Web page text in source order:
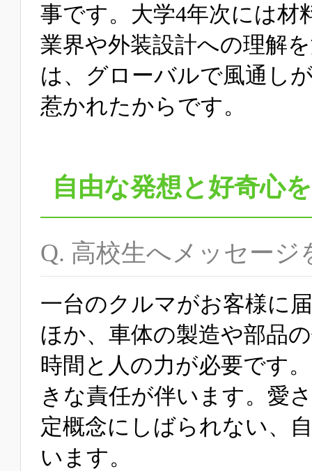
事です。大学4年次には材
業界や外装設計への理解
は、グローバルで風通し
惹かれたからです。
自由な発想と好奇心
Q. 高校生へメッセージ
一台のクルマがお客様に
ほか、車体の製造や部品
時間と人の力が必要です
きな責任が伴います。愛
定概念にしばられない、
います。